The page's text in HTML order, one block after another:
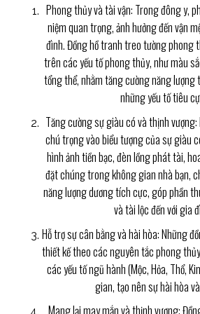
Phong thủy và tài vận: Trong đông y,
niệm quan trọng, ảnh hưởng đến vận
đình. Đồng hồ tranh treo tường phong
trên các yếu tố phong thủy, như màu
tổng thể, nhằm tăng cường năng
những yếu tố tiêu
Tăng cường sự giàu có và thịnh
chú trọng vào biểu tượng của sự giàu
hình ảnh tiền bạc, đèn lồng phát tài,
đặt chúng trong không gian nhà bạn,
năng lượng dương tích cực, góp phần
và tài lộc đến với gia
Hỗ trợ sự cân bằng và hài hòa: Những
thiết kế theo các nguyên tắc phong
các yếu tố ngũ hành (Mộc, Hỏa, Thổ,
gian, tạo nên sự hài hòa